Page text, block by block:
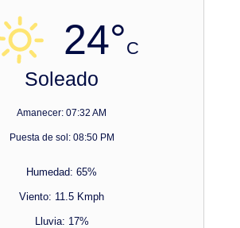
24°C
Soleado
Amanecer: 07:32 AM
Puesta de sol: 08:50 PM
Humedad: 65%
Viento: 11.5 Kmph
Lluvia: 17%